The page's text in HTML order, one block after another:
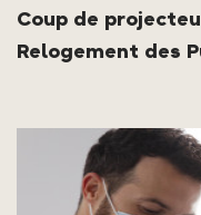
Coup de
Relogement des